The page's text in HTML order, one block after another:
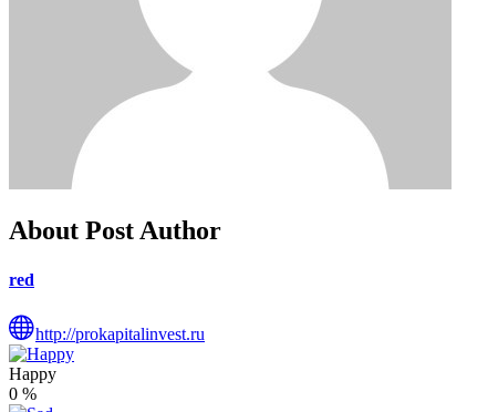
About Post Author
red
http://prokapitalinvest.ru
Happy
0 %